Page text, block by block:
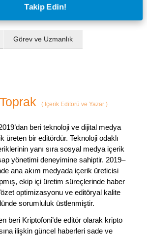
Takip Edin!
Görev ve Uzmanlık
(İçerik Editörü ve Yazar )
beri teknoloji ve dijital medya
üreten bir editördür. Teknoloji odaklı
yanı sıra sosyal medya içerik
yönetimi deneyimine sahiptir. 2019–
ana akım medyada içerik üreticisi
ekip içi üretim süreçlerinde haber
özet optimizasyonu ve editöryal kalite
sorumluluk üstlenmiştir.
beri Kriptofoni’de editör olarak kripto
ilişkin güncel haberleri sade ve